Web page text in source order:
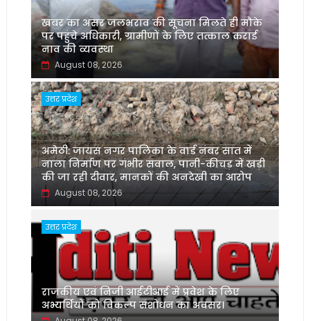
खबर का असर जलभराव की सूचना मिलते ही मौके
पर पहुंचे अधिकारी, ग्रामीणों के लिए तत्काल कराई
नाव की व्यवस्था
August 08, 2026
उत्तर प्रदेश
अमेठी: जायस नगर पालिका के वार्ड नंबर सात में
नाला निर्माण पर गंभीर सवाल, पानी-कीचड़ में खड़ी
की जा रही दीवार, मानकों की अनदेखी का आरोप
August 08, 2026
उत्तर प्रदेश
‌राजकीय एवं निजी आईटीआई में प्रवेश के लिए
अभ्यर्थियों को विकल्प संशोधन का अवसर।